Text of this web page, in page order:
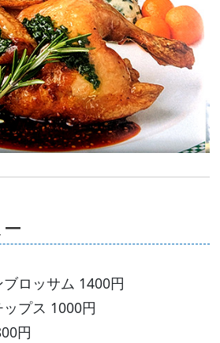
ロッサム 1400円
プス 1000円
円